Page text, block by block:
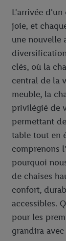
L'arrivée
joie, et
une nouvelle
clés, où la
central de la
meuble, la
privilégié de
permettant
table tout en
comprenons
pourquoi
de chaises
confort,
accessibles.
pour les
grandira